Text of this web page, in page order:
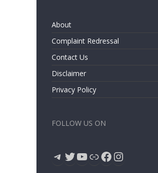
About
Complaint Redressal
Contact Us
Disclaimer
Privacy Policy
FOLLOW US ON
Telegram
Twitter
YouTube
LinkFacebook